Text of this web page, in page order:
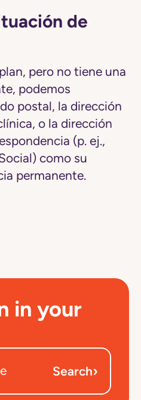
de
pero no tiene una
podemos
postal, la dirección
o la dirección
(p. ej.,
como su
permanente.
in your
Search›